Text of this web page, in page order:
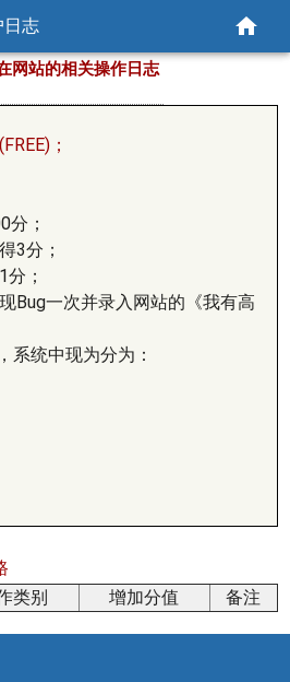
日志
网站的相关操作日志
；
分；
3分；
；
Bug一次并录入网站的《我有高
系统中现为分为：
类别 增加分值 备注